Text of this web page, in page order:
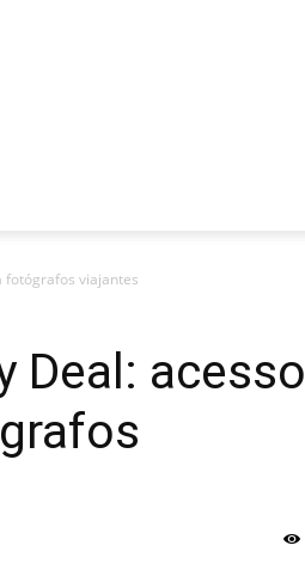
fotógrafos viajantes
Deal: acesso